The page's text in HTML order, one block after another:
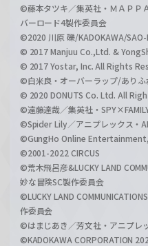
©藤本タツキ／集英社・ＭＡＰＰ
バーロード4製作委員会
©2020 川原 礫/KADOKAWA/
© 2017 Manjuu Co.,Ltd. &
© 2017 Yostar, Inc. All Rights
©白米良・オーバーラップ/ありふ
© 2020 DONUTS Co. Ltd. All
©遠藤達哉／集英社・
©Spider Lily／アニプレックス・
©GungHo Online
©2001-2022 CIRCUS
©荒木飛呂彦&LUCKY LAND
妙な冒険SC製作委員会
©LUCKY LAND
作委員会
©はまじあき／芳文社・アニプレ
©KADOKAWA CORPORATION